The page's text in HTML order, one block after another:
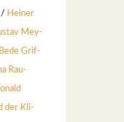
/ Hei­ner
Mey­
Bede Grif­
Rau­
der Kli­